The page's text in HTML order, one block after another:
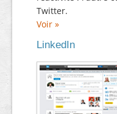
Twitter.
Voir »
LinkedIn